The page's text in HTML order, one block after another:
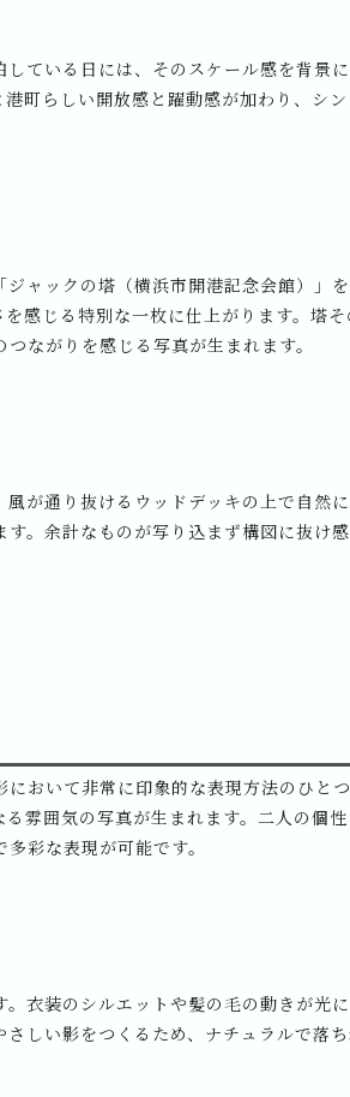
ている日には、そのスケール感を背景
町らしい開放感と躍動感が加わり、シン
ャックの塔（横浜市開港記念会館）」
感じる特別な一枚に仕上がります。塔そ
ながりを感じる写真が生まれます。
が通り抜けるウッドデッキの上で自然
。余計なものが写り込まず構図に抜け
おいて非常に印象的な表現方法のひと
雰囲気の写真が生まれます。二人の個性
彩な表現が可能です。
衣装のシルエットや髪の毛の動きが光
しい影をつくるため、ナチュラルで落